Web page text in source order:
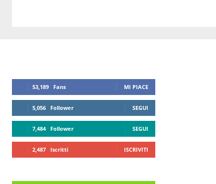
53,189 Fans MI PIACE
5,056 Follower SEGUI
7,484 Follower SEGUI
2,487 Iscritti ISCRIVITI